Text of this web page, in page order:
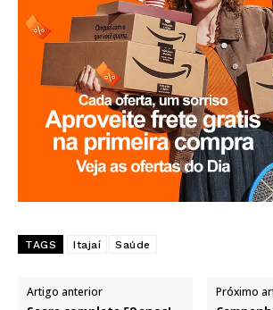
TAGS Itajaí Saúde
Artigo anterior Próximo